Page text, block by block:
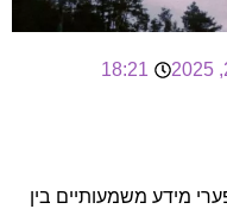
18:21
מידע משמעותיים בין